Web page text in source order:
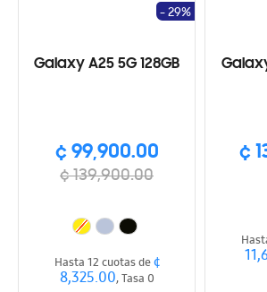
Galaxy A25 5G 128GB
¢ 99,900.00
¢ 139,900.00
- 29%
Hasta 12 cuotas de¢
8,325.00, Tasa 0
¢